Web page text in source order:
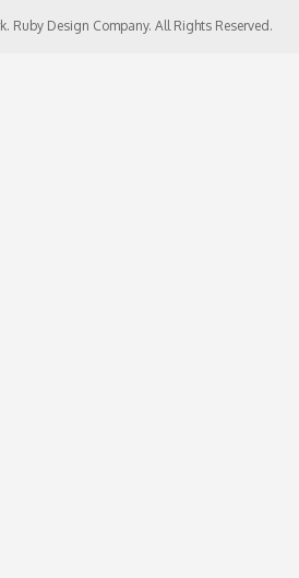
Ruby Design Company. All Rights Reserved.